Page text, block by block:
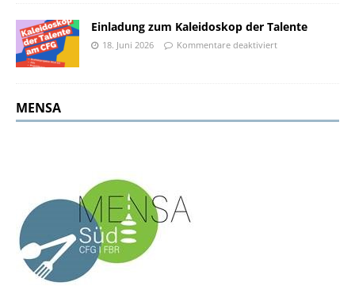
Einladung zum Kaleidoskop der Talente
18. Juni 2026 Kommentare deaktiviert
MENSA